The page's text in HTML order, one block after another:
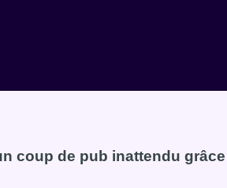
coup de pub inattendu grâce